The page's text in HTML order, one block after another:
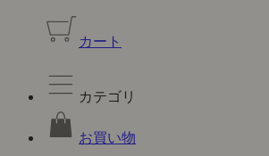
カート
カテゴリ
お買い物